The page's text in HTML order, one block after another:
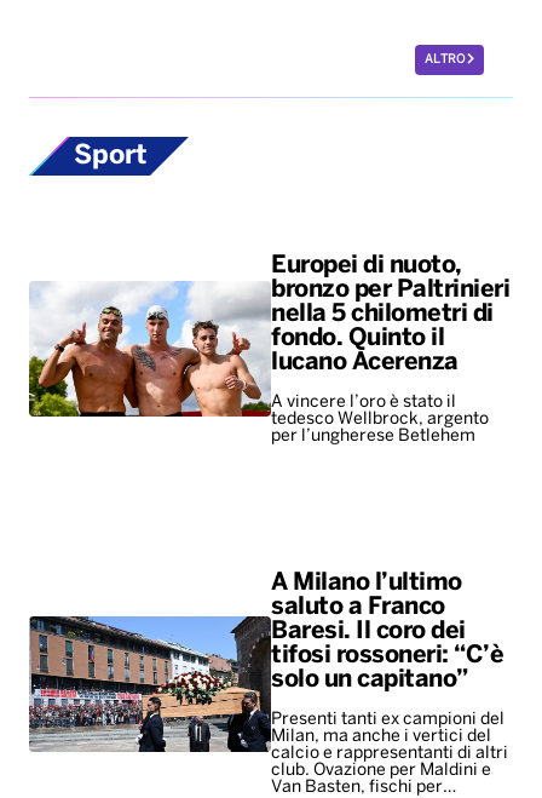
ALTRO
Sport
Europei di nuoto,
bronzo per Paltrinieri
nella 5 chilometri di
fondo. Quinto il
lucano Acerenza
A vincere l’oro è stato il
tedesco Wellbrock, argento
per l’ungherese Betlehem
A Milano l’ultimo
saluto a Franco
Baresi. Il coro dei
tifosi rossoneri: “C’è
solo un capitano”
Presenti tanti ex campioni del
Milan, ma anche i vertici del
calcio e rappresentanti di altri
club. Ovazione per Maldini e
Van Basten, fischi per…